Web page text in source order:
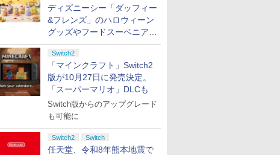
ディズニーシー「ダッフィー
&フレンズ」のハロウィーン
グッズやフードスーベニアが
8月25日より発売
Switch2
「マインクラフト」Switch2
版が10月27日に発売決定。
「スーパーマリオ」DLCも
Switch版からのアップグレード
も可能に
Switch2 Switch
任天堂、令和8年熊本地震で